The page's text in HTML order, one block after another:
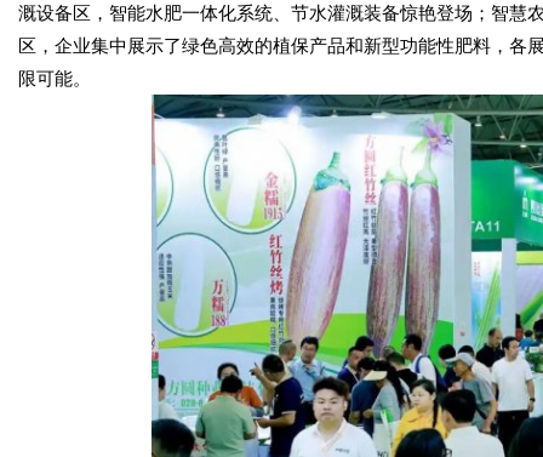
溉设备区，智能水肥一体化系统、节水灌溉装备惊艳登场；智慧
区，企业集中展示了绿色高效的植保产品和新型功能性肥料，
限可能。